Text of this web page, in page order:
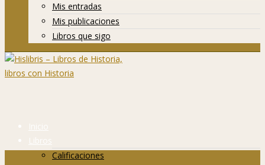
Mis entradas
Mis publicaciones
Libros que sigo
Inicio
Libros
Calificaciones